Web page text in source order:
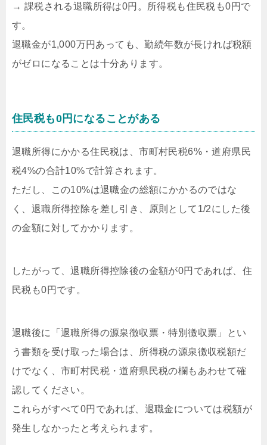
→ 課税される退職所得は0円。所得税も住民税も0円で
す。
退職金が1,000万円あっても、勤続年数が長ければ税額
がゼロになることは十分あります。
住民税も0円になることがある
退職所得にかかる住民税は、市町村民税6%・道府県民
税4%の合計10%で計算されます。
ただし、この10%は退職金の総額にかかるのではな
く、退職所得控除を差し引き、原則として1/2にした後
の金額に対してかかります。
したがって、退職所得控除後の金額が0円であれば、住
民税も0円です。
退職後に「退職所得の源泉徴収票・特別徴収票」とい
う書類を受け取った場合は、所得税の源泉徴収税額だ
けでなく、市町村民税・道府県民税の欄もあわせて確
認してください。
これらがすべて0円であれば、退職金については税額が
発生しなかったと考えられます。